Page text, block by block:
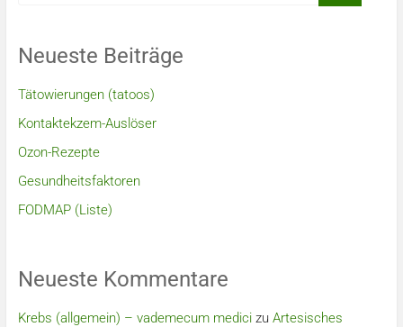
Neueste Beiträge
Tätowierungen (tatoos)
Kontaktekzem-Auslöser
Ozon-Rezepte
Gesundheitsfaktoren
FODMAP (Liste)
Neueste Kommentare
Krebs (allgemein) – vademecum medicizu Artesisches